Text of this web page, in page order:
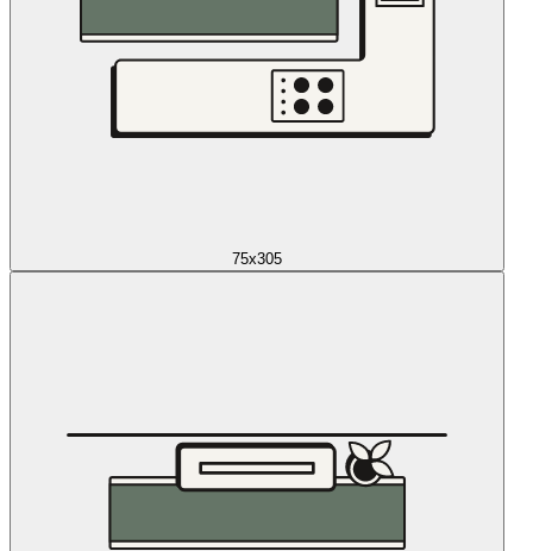
75x305